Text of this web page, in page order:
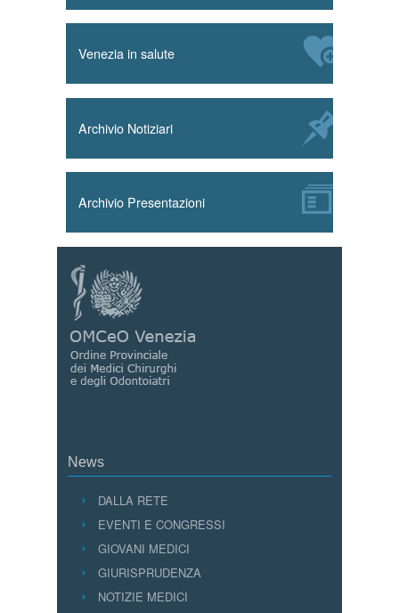
Venezia in salute
Archivio Notiziari
Archivio Presentazioni
News
DALLA RETE
EVENTI E CONGRESSI
GIOVANI MEDICI
GIURISPRUDENZA
NOTIZIE MEDICI